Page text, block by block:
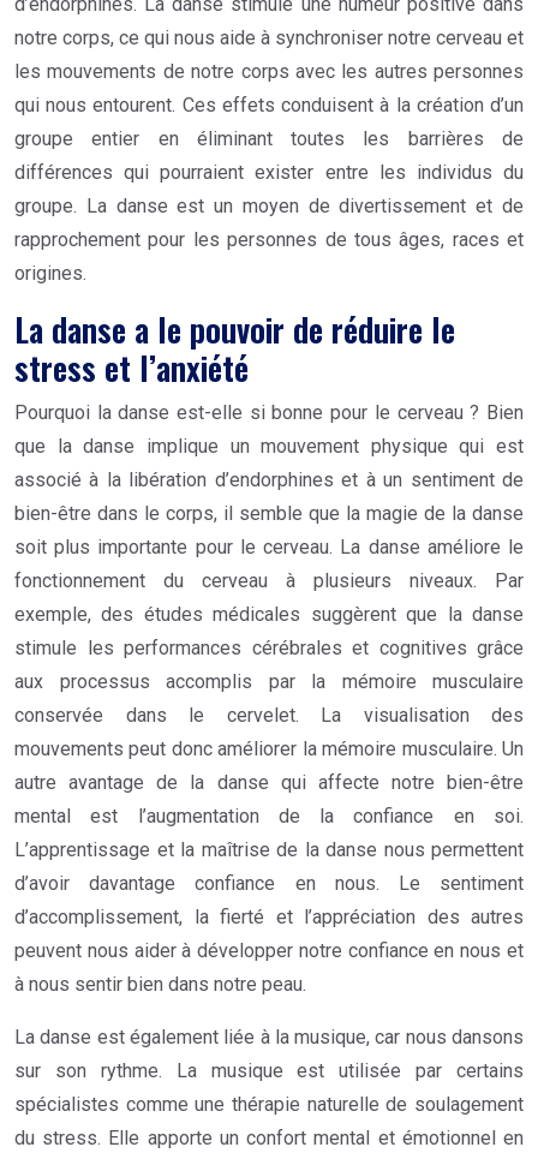
notre corps, ce qui nous aide à synchroniser notre cerveau et
les mouvements de notre corps avec les autres personnes
qui nous entourent. Ces effets conduisent à la création d’un
groupe entier en éliminant toutes les barrières de
différences qui pourraient exister entre les individus du
groupe. La danse est un moyen de divertissement et de
rapprochement pour les personnes de tous âges, races et
origines.
La danse a le pouvoir de réduire le
stress et l’anxiété
Pourquoi la danse est-elle si bonne pour le cerveau ? Bien
que la danse implique un mouvement physique qui est
associé à la libération d’endorphines et à un sentiment de
bien-être dans le corps, il semble que la magie de la danse
soit plus importante pour le cerveau. La danse améliore le
fonctionnement du cerveau à plusieurs niveaux. Par
exemple, des études médicales suggèrent que la danse
stimule les performances cérébrales et cognitives grâce
aux processus accomplis par la mémoire musculaire
conservée dans le cervelet. La visualisation des
mouvements peut donc améliorer la mémoire musculaire. Un
autre avantage de la danse qui affecte notre bien-être
mental est l’augmentation de la confiance en soi.
L’apprentissage et la maîtrise de la danse nous permettent
d’avoir davantage confiance en nous. Le sentiment
d’accomplissement, la fierté et l’appréciation des autres
peuvent nous aider à développer notre confiance en nous et
à nous sentir bien dans notre peau.
La danse est également liée à la musique, car nous dansons
sur son rythme. La musique est utilisée par certains
spécialistes comme une thérapie naturelle de soulagement
du stress. Elle apporte un confort mental et émotionnel en